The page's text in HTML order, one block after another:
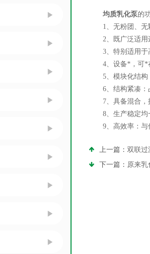
均质乳化泵的
1、无粉团、无
2、既广泛适用连
3、特别适用于高
4、设备*，可*在
5、模块化结构：
6、结构紧凑：
7、具备混合，搅
8、生产稳定均一
9、高效率：与传
上一篇： 双联过
下一篇： 原来乳